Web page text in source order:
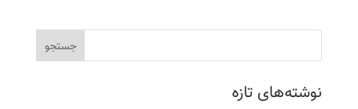
نوشته‌های تازه